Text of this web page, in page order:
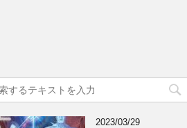
2023/03/29